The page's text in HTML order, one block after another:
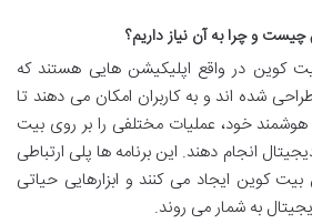
چیست و چرا به آن نیاز داریم؟
کوین در واقع اپلیکیشن هایی هستند که
شده اند و به کاربران امکان می دهند تا
خود، عملیات مختلفی را بر روی بیت
انجام دهند. این برنامه ها پلی ارتباطی
کوین ایجاد می کنند و ابزارهایی حیاتی
به شمار می روند.